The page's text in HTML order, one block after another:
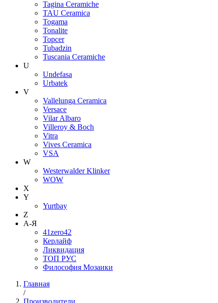
Tagina Ceramiche
TAU Ceramica
Togama
Tonalite
Topcer
Tubadzin
Tuscania Ceramiche
U
Undefasa
Urbatek
V
Vallelunga Ceramica
Versace
Vilar Albaro
Villeroy & Boch
Vitra
Vives Ceramica
VSA
W
Westerwalder Klinker
WOW
X
Y
Yurtbay
Z
А-Я
41zero42
Керлайф
Ликвидация
ТОП РУС
Философия Мозаики
Главная
/
Производители